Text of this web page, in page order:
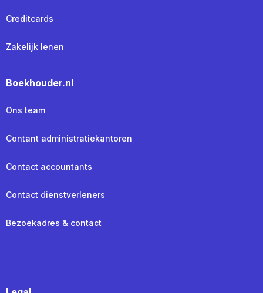
Creditcards
Zakelijk lenen
Boekhouder.nl
Ons team
Contant administratiekantoren
Contact accountants
Contact dienstverleners
Bezoekadres & contact